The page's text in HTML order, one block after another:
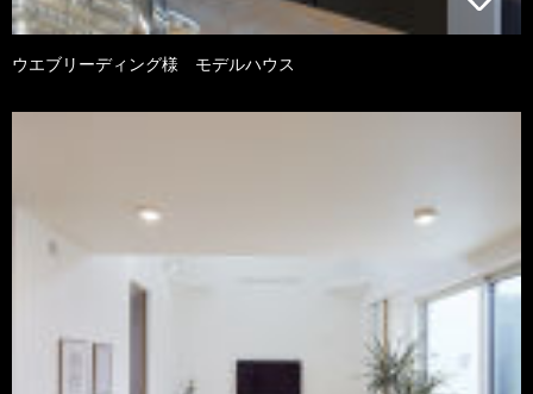
ウエブリーディング様 モデルハウス